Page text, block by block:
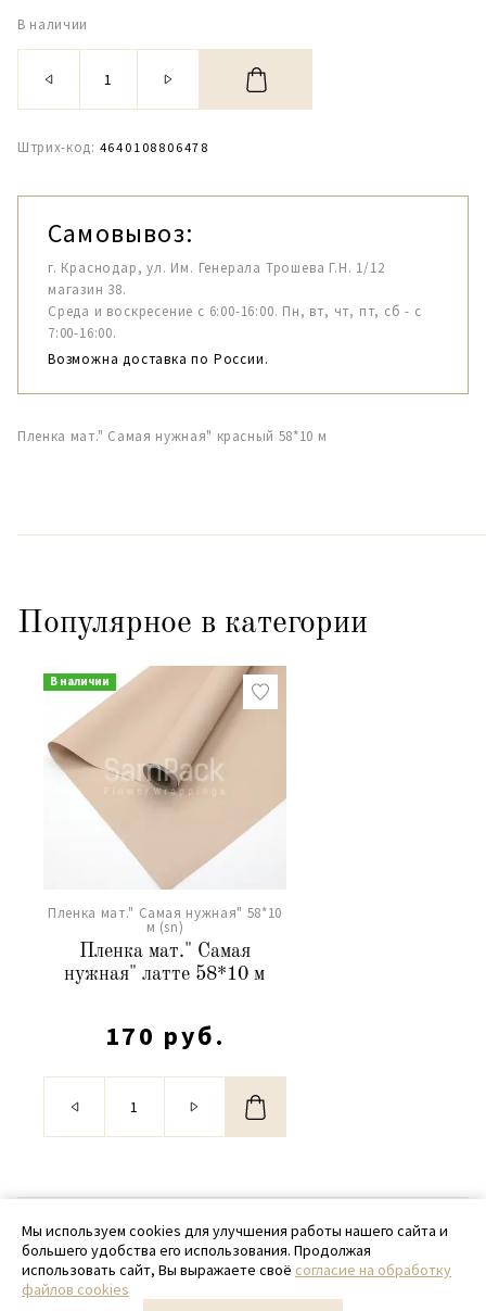
В наличии
Штрих-код: 4640108806478
Самовывоз:
г. Краснодар, ул. Им. Генерала Трошева Г.Н. 1/12
магазин 38.
Среда и воскресение с 6:00-16:00. Пн, вт, чт, пт, сб - с
7:00-16:00.
Возможна доставка по России.
Пленка мат." Самая нужная" красный 58*10 м
Популярное в категории
В наличии
Пленка мат." Самая нужная" 58*10
м (sn)
Пленка мат." Самая
нужная" латте 58*10 м
170 руб.
© 2020 - 2026 SamPack
+ 7 (918) 699-97-87
zakaz@sampack.store
Мы используем cookies для улучшения работы нашего сайта и
большего удобства его использования. Продолжая
использовать сайт, Вы выражаете своё согласие на обработку
файлов cookies